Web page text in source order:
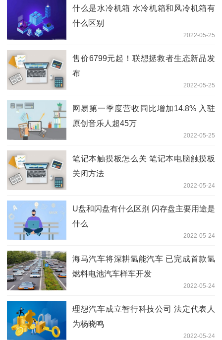
什么是水冷机箱 水冷机箱和风冷机箱有
什么区别
2022-05-25
售价6799元起！联想拯救者生态新品发
布
2022-05-25
网易第一季度营收同比增加14.8% 入驻
原创音乐人超45万
2022-05-25
笔记本触摸板怎么关 笔记本电脑触摸板
关闭方法
2022-05-24
U盘和闪盘有什么区别 闪存盘主要用途是
什么
2022-05-24
海马汽车将深耕氢能汽车 已完成首款氢
燃料电池汽车样车开发
2022-05-24
理想汽车成立智行科技公司 法定代表人
为杨晓鸣
2022-05-24